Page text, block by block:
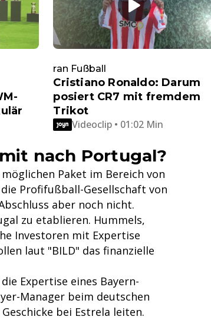
ran Fußball
Cristiano Ronaldo: Darum
posiert CR7 mit fremdem
Trikot
Videoclip • 01:02 Min
nach Portugal?
Paket im Bereich von
Profifußball-Gesellschaft von
aber noch nicht.
zu etablieren. Hummels,
Investoren mit Expertise
laut "BILD" das finanzielle
Expertise eines Bayern-
Manager beim deutschen
bei Estrela leiten.